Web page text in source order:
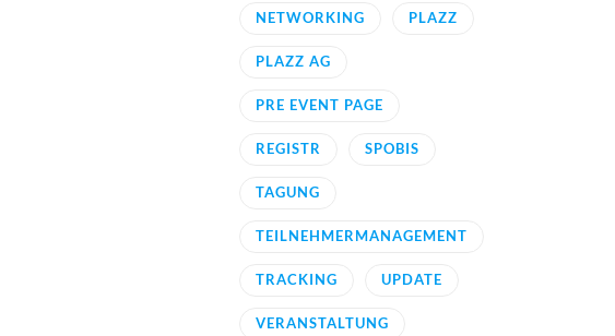
NETWORKING PLAZZ
PLAZZ AG
PRE EVENT PAGE
REGISTR SPOBIS
TAGUNG
TEILNEHMERMANAGEMENT
TRACKING UPDATE
VERANSTALTUNG